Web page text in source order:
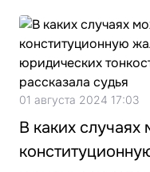
01 августа 2024 17:03
В каких